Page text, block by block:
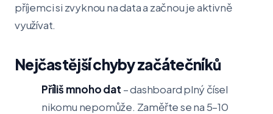
příjemci si zvyknou na data a začnou je aktivně
využívat.
Nejčastější chyby začátečníků
Příliš mnoho dat – dashboard plný čísel
nikomu nepomůže. Zaměřte se na 5–10